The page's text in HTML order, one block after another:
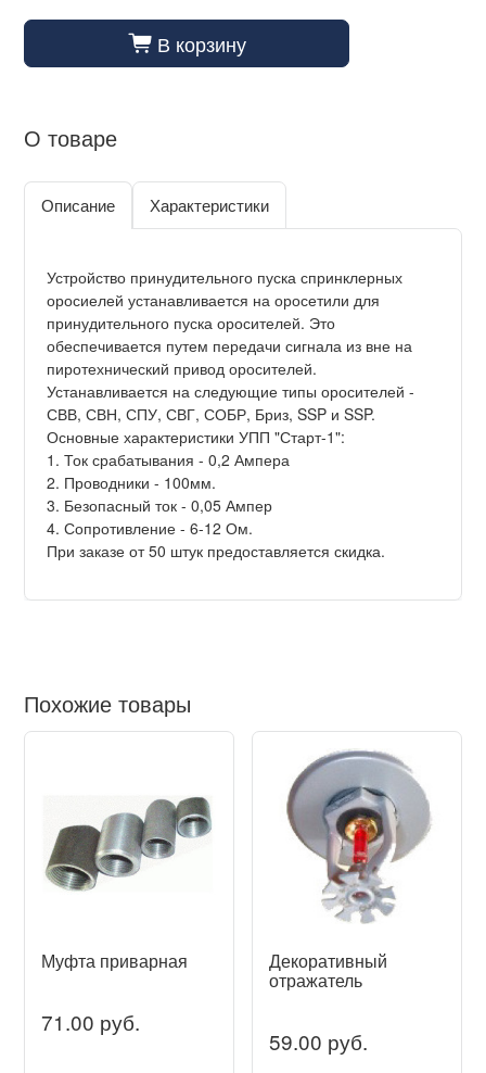
cart_fill В корзину
О товаре
Описание Характеристики
Устройство принудительного пуска спринклерных
оросиелей устанавливается на оросетили для
принудительного пуска оросителей. Это
обеспечивается путем передачи сигнала из вне на
пиротехнический привод оросителей.
Устанавливается на следующие типы оросителей -
СВВ, СВН, СПУ, СВГ, СОБР, Бриз, SSP и SSP.
Основные характеристики УПП "Старт-1":
1. Ток срабатывания - 0,2 Ампера
2. Проводники - 100мм.
3. Безопасный ток - 0,05 Ампер
4. Сопротивление - 6-12 Ом.
При заказе от 50 штук предоставляется скидка.
Похожие товары
Муфта приварная
71.00 руб.
Декоративный
отражатель
59.00 руб.